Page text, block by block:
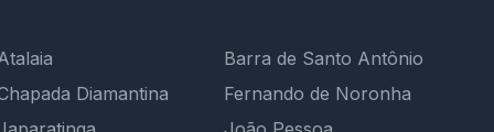
Barra de Santo Antônio
Diamantina
Fernando de Noronha